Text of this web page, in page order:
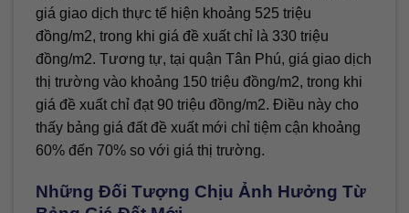
giá giao dịch thực tế hiện khoảng 525 triệu
đồng/m2, trong khi giá đề xuất chỉ là 330 triệu
đồng/m2. Tương tự, tại quận Tân Phú, giá giao dịch
thị trường vào khoảng 150 triệu đồng/m2, trong khi
giá đề xuất chỉ đạt 90 triệu đồng/m2. Điều này cho
thấy bảng giá đất đề xuất mới chỉ tiệm cận khoảng
60% đến 70% so với giá thị trường.
Những Đối Tượng Chịu Ảnh Hưởng Từ